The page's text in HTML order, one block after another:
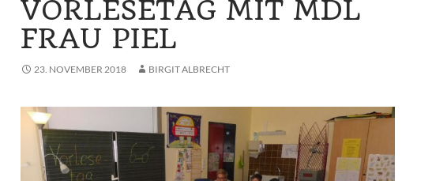
VORLESETAG MIT MDL
FRAU PIEL
23. NOVEMBER 2018 BIRGIT ALBRECHT